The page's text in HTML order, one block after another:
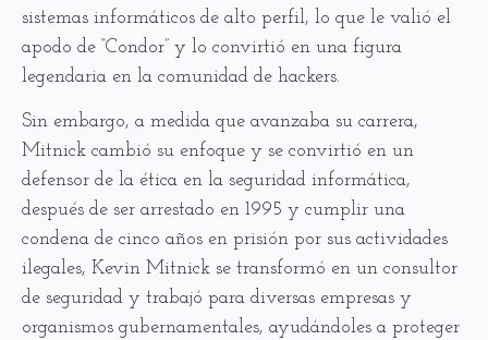
sistemas informáticos de alto perfil, lo que le valió el
apodo de “Condor” y lo convirtió en una figura
legendaria en la comunidad de hackers.
Sin embargo, a medida que avanzaba su carrera,
Mitnick cambió su enfoque y se convirtió en un
defensor de la ética en la seguridad informática,
después de ser arrestado en 1995 y cumplir una
condena de cinco años en prisión por sus actividades
ilegales, Kevin Mitnick se transformó en un consultor
de seguridad y trabajó para diversas empresas y
organismos gubernamentales, ayudándoles a proteger